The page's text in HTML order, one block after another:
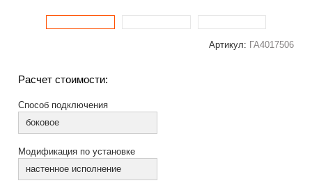
Артикул: ГА4017506
Расчет стоимости:
Способ подключения
боковое
Модификация по установке
настенное исполнение